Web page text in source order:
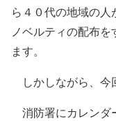
ら４０代の地域の
ノベルティの配布
ます。
しかしながら、今
消防署にカレンダ